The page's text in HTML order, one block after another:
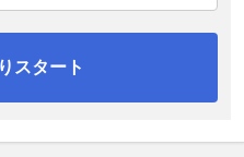
スタート